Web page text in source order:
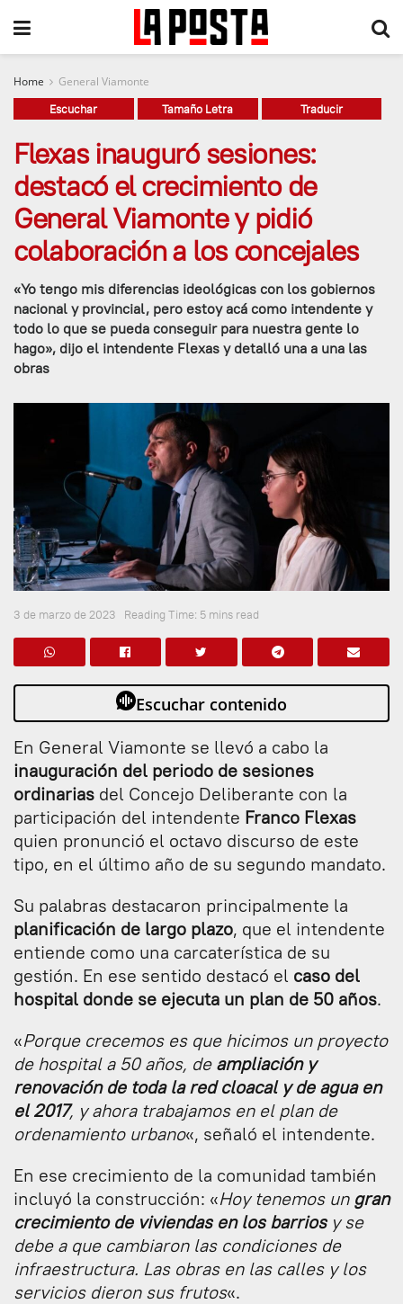
Home General Viamonte
Escuchar Tamaño Letra Traducir
Flexas inauguró sesiones:
destacó el crecimiento de
General Viamonte y pidió
colaboración a los concejales
«Yo tengo mis diferencias ideológicas con los gobiernos
nacional y provincial, pero estoy acá como intendente y
todo lo que se pueda conseguir para nuestra gente lo
hago», dijo el intendente Flexas y detalló una a una las
obras
3 de marzo de 2023 Reading Time: 5 mins read
Escuchar contenido
En General Viamonte se llevó a cabo la
inauguración del periodo de sesiones
ordinarias del Concejo Deliberante con la
participación del intendente Franco Flexas
quien pronunció el octavo discurso de este
tipo, en el último año de su segundo mandato.
Su palabras destacaron principalmente la
planificación de largo plazo, que el intendente
entiende como una carcaterística de su
gestión. En ese sentido destacó el caso del
hospital donde se ejecuta un plan de 50 años.
«Porque crecemos es que hicimos un proyecto
de hospital a 50 años, de ampliación y
renovación de toda la red cloacal y de agua en
el 2017, y ahora trabajamos en el plan de
ordenamiento urbano«, señaló el intendente.
En ese crecimiento de la comunidad también
incluyó la construcción: «Hoy tenemos un gran
crecimiento de viviendas en los barriosy se
debe a que cambiaron las condiciones de
infraestructura. Las obras en las calles y los
servicios dieron sus frutos«.